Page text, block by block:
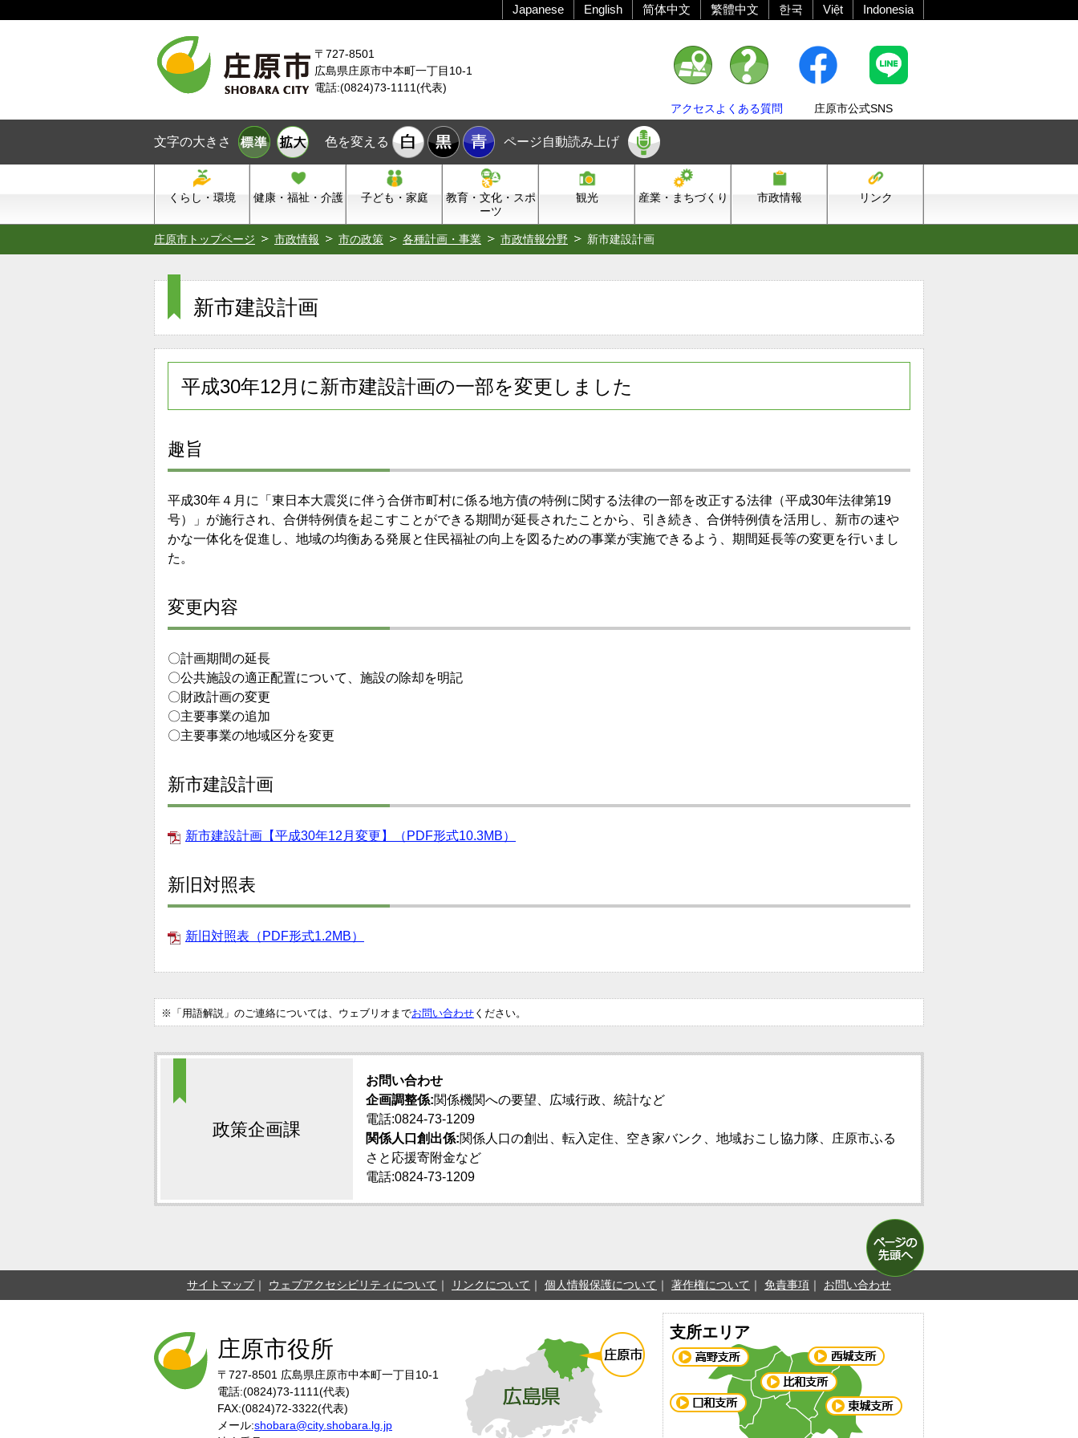
Japanese English 简体中文 繁體中文 한국 Việt Indonesia
〒727-8501
広島県庄原市中本町一丁目10-1
電話:(0824)73-1111(代表)
アクセス よくある質問 庄原市公式SNS
文字の大きさ 色を変える ページ自動読み上げ
くらし・環境 健康・福祉・介護 子ども・家庭
教育・文化・スポ
ーツ
観光 産業・まちづくり 市政情報 リンク
庄原市トップページ 市政情報 市の政策 各種計画・事業 市政情報分野 新市建設計画
新市建設計画
平成30年12月に新市建設計画の一部を変更しました
趣旨
平成30年４月に「東日本大震災に伴う合併市町村に係る地方債の特例に関する法律の一部を改正する法律（平成30年法律第19
号）」が施行され、合併特例債を起こすことができる期間が延長されたことから、引き続き、合併特例債を活用し、新市の速や
かな一体化を促進し、地域の均衡ある発展と住民福祉の向上を図るための事業が実施できるよう、期間延長等の変更を行いまし
た。
変更内容
〇計画期間の延長
〇公共施設の適正配置について、施設の除却を明記
〇財政計画の変更
〇主要事業の追加
〇主要事業の地域区分を変更
新市建設計画
新市建設計画【平成30年12月変更】（PDF形式10.3MB）
新旧対照表
新旧対照表（PDF形式1.2MB）
※「用語解説」のご連絡については、ウェブリオまでお問い合わせ ください。
政策企画課
お問い合わせ
企画調整係:関係機関への要望、広域行政、統計など
電話:0824-73-1209
関係人口創出係:関係人口の創出、転入定住、空き家バンク、地域おこし協力隊、庄原市ふる
さと応援寄附金など
電話:0824-73-1209
サイトマップ ウェブアクセシビリティについて リンクについて 個人情報保護について 著作権について 免責事項 お問い合わせ
庄原市役所
〒727-8501 広島県庄原市中本町一丁目10-1
電話:(0824)73-1111(代表)
FAX:(0824)72-3322(代表)
メール:shobara@city.shobara.lg.jp
支所エリア